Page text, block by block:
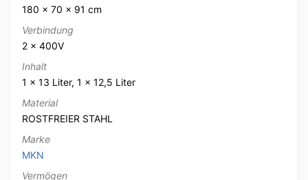
180 × 70 × 91 cm
Verbindung
2 x 400V
Inhalt
1 x 13 Liter, 1 x 12,5 Liter
Material
ROSTFREIER STAHL
Marke
MKN
Vermögen